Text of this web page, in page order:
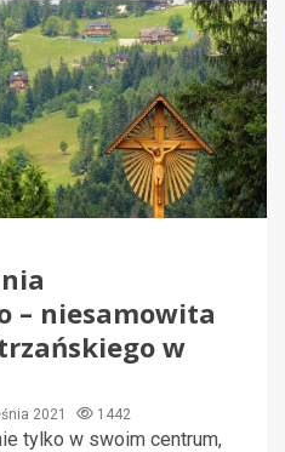
– niesamowita
w
2021 1442
tylko w swoim centrum,